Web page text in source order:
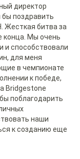
директор
бы поздравить
Жесткая битва за
конца. Мы очень
и способствовали
для меня
в чемпионате
к победе,
Bridgestone
поблагодарить
наши
к созданию еще